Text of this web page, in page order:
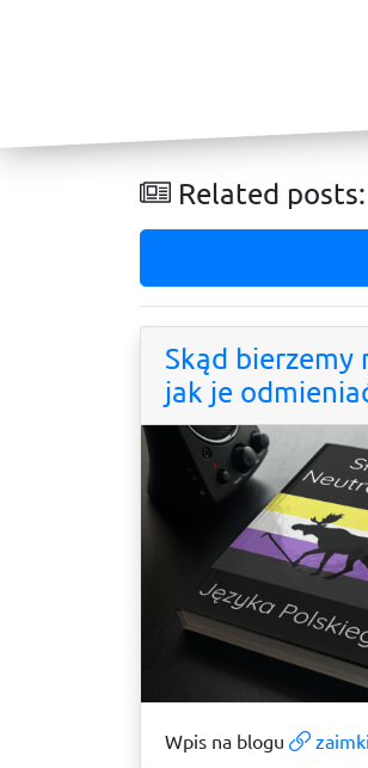
Related posts:
Skąd
jak je
Wpis na blogu